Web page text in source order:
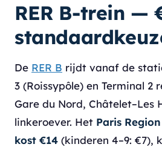
RER B-trein —
De RER B rijdt vanaf de
3 (Roissypôle) en Terminal 2
Gare du Nord, Châtelet–Les
linkeroever. Het Paris
kost €14 (kinderen 4–9: €7),